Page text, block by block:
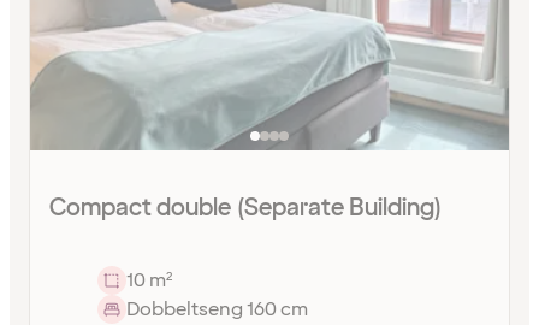
Compact double (Separate Building)
10 m²
Dobbeltseng 160 cm